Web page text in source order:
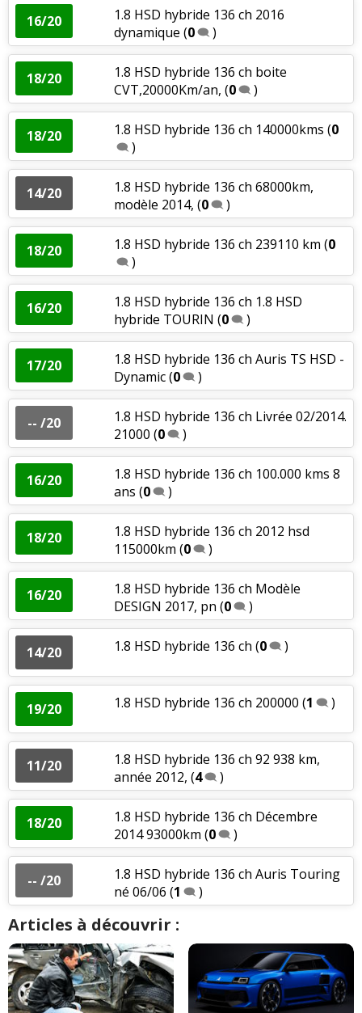
16/20
1.8 HSD hybride 136 ch 2016
dynamique (0 )
18/20
1.8 HSD hybride 136 ch boite
CVT,20000Km/an, (0 )
18/20 1.8 HSD hybride 136 ch 140000kms (0
)
14/20
1.8 HSD hybride 136 ch 68000km,
modèle 2014, (0 )
18/20 1.8 HSD hybride 136 ch 239110 km (0
)
16/20
1.8 HSD hybride 136 ch 1.8 HSD
hybride TOURIN (0 )
17/20
1.8 HSD hybride 136 ch Auris TS HSD -
Dynamic(0 )
-- /20
1.8 HSD hybride 136 ch Livrée 02/2014.
21000 (0 )
16/20
1.8 HSD hybride 136 ch 100.000 kms 8
ans (0 )
18/20
1.8 HSD hybride 136 ch 2012 hsd
115000km (0 )
16/20
1.8 HSD hybride 136 ch Modèle
DESIGN 2017, pn (0 )
14/20 1.8 HSD hybride 136 ch (0 )
19/20 1.8 HSD hybride 136 ch 200000 (1 )
11/20
1.8 HSD hybride 136 ch 92 938 km,
année 2012, (4 )
18/20
1.8 HSD hybride 136 ch Décembre
2014 93000km (0 )
-- /20
1.8 HSD hybride 136 ch Auris Touring
né 06/06 (1 )
Articles à découvrir :